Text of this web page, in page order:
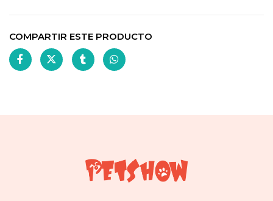
COMPARTIR ESTE PRODUCTO